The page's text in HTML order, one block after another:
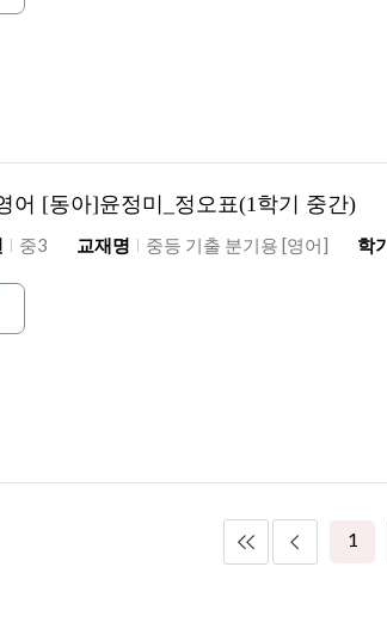
어 [동아]윤정미_정오표(1학기 중간)
중3 교재명 중등 기출 분기용 [영어] 학기
1